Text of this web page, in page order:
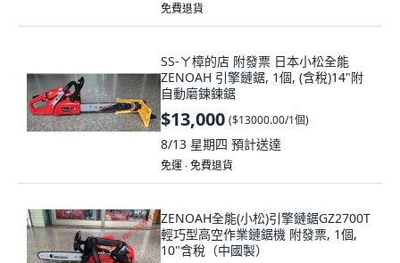
免費退貨
SS-ㄚ樟的店 附發票 日本小松全能
ZENOAH 引擎鏈鋸, 1個, (含稅)14"附
自動磨鍊鍊鋸
$13,000 ($13000.00/1個)
8/13 星期四 預計送達
免運 ∙ 免費退貨
ZENOAH全能(小松)引擎鏈鋸GZ2700T
輕巧型高空作業鏈鋸機 附發票, 1個,
10"含稅（中國製）